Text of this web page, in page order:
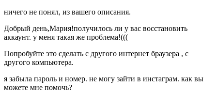
ничего не понял, из вашего описания.
Добрый день,Мария!получилось ли у вас восстановить
аккаунт. у меня такая же проблема!(((
Попробуйте это сделать с другого интернет браузера , с
другого компьютера.
я забыла пароль и номер. не могу зайти в инстаграм. как вы
можете мне помочь?